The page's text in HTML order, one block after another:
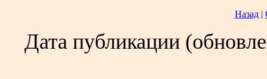
Назад|
Дата публикации